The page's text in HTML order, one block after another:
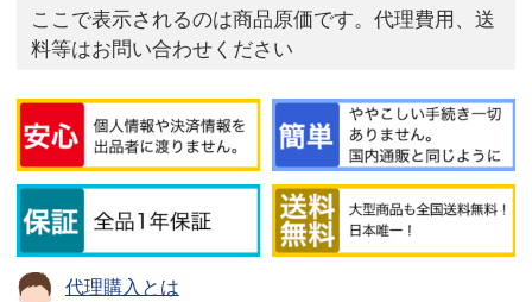
ここで表示されるのは商品原価です。代理費用、送
料等はお問い合わせください
代理購入とは